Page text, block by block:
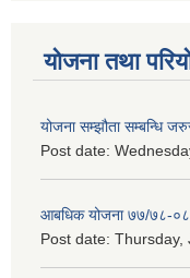
योजना तथा
योजना सम्झौता सम्बन्धि
Post date:
आबधिक योजना ७७/७८-
Post date: Thursday,